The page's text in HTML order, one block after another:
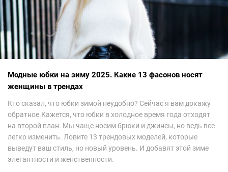
Модные юбки на зиму 2025. Какие 13 фасонов носят
женщины в трендах
Кто сказал, что юбки зимой неудобно? Сейчас я вам докажу
обратное.Кажется, что юбки в холодное время года отходят
на второй план. Мы чаще носим брюки и джинсы, но ведь все
легко изменить. Ловите 13 трендовых моделей, которые
выведут ваш стиль, но новый уровень. И добавят этой зиме
элегантности и женственности.